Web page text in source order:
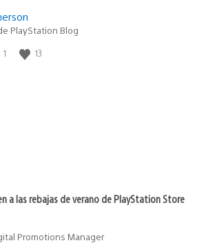
PlayStation Blog
1 13
a las rebajas de verano de PlayStation Store
Promotions Manager